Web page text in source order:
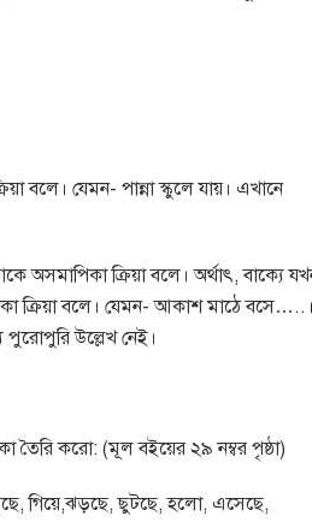
বলে। যেমন- পান্না স্কুলে যায়। এখানে
অসমাপিকা ক্রিয়া বলে। অর্থাৎ, বাক্যে
ক্রিয়া বলে। যেমন- আকাশ মাঠে বসে…..।
উল্লেখ নেই।
তৈরি করো: (মূল বইয়ের ২৯ নম্বর পৃষ্ঠা)
গিয়ে,ঝড়ছে, ছুটছে, হলো, এসেছে,